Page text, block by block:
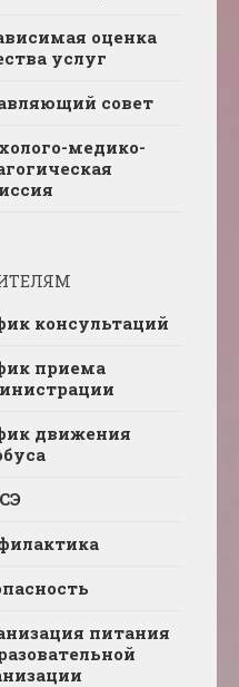
оценка
услуг
совет
медико-
консультаций
приема
движения
питания